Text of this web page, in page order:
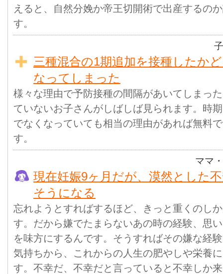
えると、自然分娩か帝王切開術で出産するの
す。
三種混合の1期追加を接種したか
なってしまった
様々な理由で予防接種の間隔があいてしまっ
ていないお子さんがしばしば見られます。時
でなくなっていても相当の理由があれば無料
す。
ママ
現在妊娠9ヶ月だが、漠然とした
そうになる
忘れようとすればするほど、きっと重くのし
す。だから嫌でたまらないあの時の経験、思
を味方にするんです。そうすればその嫌な経
気持ちから、これからの人生の肥やしや栄養
す。不幸だ、不幸だと言っていると不幸しか